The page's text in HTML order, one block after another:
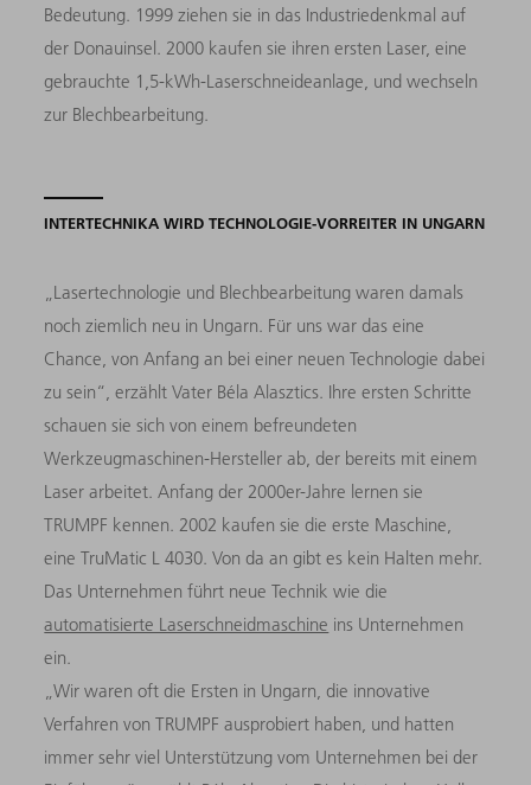
Bedeutung. 1999 ziehen sie in das Industriedenkmal auf
der Donauinsel. 2000 kaufen sie ihren ersten Laser, eine
gebrauchte 1,5-kWh-Laserschneideanlage, und wechseln
zur Blechbearbeitung.
INTERTECHNIKA WIRD TECHNOLOGIE-VORREITER IN UNGARN
„Lasertechnologie und Blechbearbeitung waren damals
noch ziemlich neu in Ungarn. Für uns war das eine
Chance, von Anfang an bei einer neuen Technologie dabei
zu sein“, erzählt Vater Béla Alasztics. Ihre ersten Schritte
schauen sie sich von einem befreundeten
Werkzeugmaschinen-Hersteller ab, der bereits mit einem
Laser arbeitet. Anfang der 2000er-Jahre lernen sie
TRUMPF kennen. 2002 kaufen sie die erste Maschine,
eine TruMatic L 4030. Von da an gibt es kein Halten mehr.
Das Unternehmen führt neue Technik wie die
automatisierte Laserschneidmaschine ins Unternehmen
ein.
„Wir waren oft die Ersten in Ungarn, die innovative
Verfahren von TRUMPF ausprobiert haben, und hatten
immer sehr viel Unterstützung vom Unternehmen bei der